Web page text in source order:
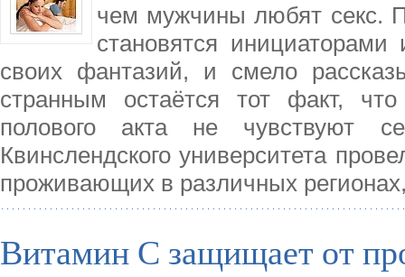
чем мужчины любят секс.
становятся
своих фантазий, и смело
странным остаётся тот факт,
полового акта не чувствуют
Квинслендского университета
проживающих в различных
Витамин С защищает от